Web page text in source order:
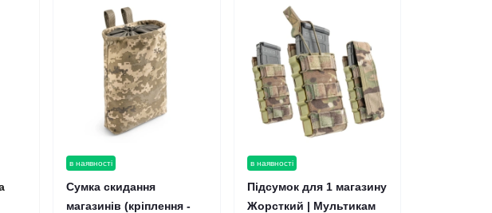
в наявності
Сумка скидання
магазинів (кріплення -
в наявності
Підсумок для 1 магазину
Жорсткий | Мультикам